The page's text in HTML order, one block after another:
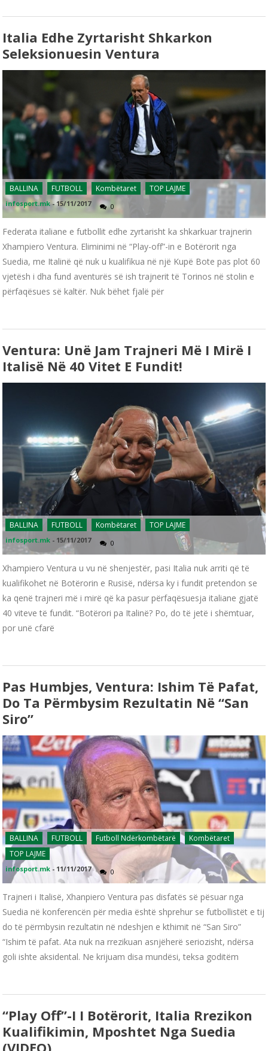
Italia Edhe Zyrtarisht Shkarkon
Seleksionuesin Ventura
BALLINA FUTBOLL Kombëtaret TOP LAJME
infosport.mk -15/11/2017 0
Federata italiane e futbollit edhe zyrtarisht ka shkarkuar trajnerin
Xhampiero Ventura. Eliminimi në “Play-off”-in e Botërorit nga
Suedia, me Italinë që nuk u kualifikua në një Kupë Bote pas plot 60
vjetësh i dha fund aventurës së ish trajnerit të Torinos në stolin e
përfaqësues së kaltër. Nuk bëhet fjalë për
Ventura: Unë Jam Trajneri Më I Mirë I
Italisë Në 40 Vitet E Fundit!
BALLINA FUTBOLL Kombëtaret TOP LAJME
infosport.mk - 15/11/2017 0
Xhampiero Ventura u vu në shenjestër, pasi Italia nuk arriti që të
kualifikohet në Botërorin e Rusisë, ndërsa ky i fundit pretendon se
ka qenë trajneri më i mirë që ka pasur përfaqësuesja italiane gjatë
40 viteve të fundit. “Botërori pa Italinë? Po, do të jetë i shëmtuar,
por unë cfarë
Pas Humbjes, Ventura: Ishim Të Pafat,
Do Ta Përmbysim Rezultatin Në “San
Siro”
BALLINA FUTBOLL Futboll Ndërkombëtarë
Kombëtaret
TOP LAJME
infosport.mk - 11/11/2017 0
Trajneri i Italisë, Xhanpiero Ventura pas disfatës së pësuar nga
Suedia në konferencën për media është shprehur se futbollistët e tij
do të përmbysin rezultatin në ndeshjen e kthimit në “San Siro”
“Ishim të pafat. Ata nuk na rrezikuan asnjëherë seriozisht, ndërsa
goli ishte aksidental. Ne krijuam disa mundësi, teksa goditëm
“Play Off”-I I Botërorit, Italia Rrezikon
Kualifikimin, Mposhtet Nga Suedia